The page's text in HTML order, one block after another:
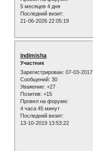
5 месяцев 4 дня
Последний визит:
21-06-2026 22:05:19
indimisha
Участник
Зарегистрирован: 07-03-2017
Сообщений: 30
Уважение: +27
Позитив: +15
Провел на форуме:
4 часа 45 минут
Последний визит:
13-10-2019 13:53:22